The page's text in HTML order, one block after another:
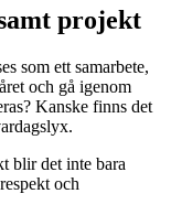
projekt
som ett samarbete,
och gå igenom
Kanske finns det
blir det inte bara
och